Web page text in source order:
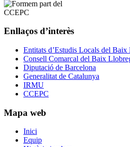
Enllaços d’interès
Entitats d’Estudis Locals del Baix
Consell Comarcal del Baix
Diputació de Barcelona
Generalitat de Catalunya
IRMU
CCEPC
Mapa web
Inici
Equip